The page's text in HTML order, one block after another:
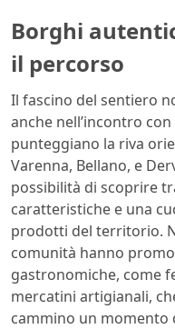
Borghi
il percorso
Il fascino del sentiero
anche nell’incontro con
punteggiano la riva
Varenna, Bellano, e
possibilità di scoprire
caratteristiche e una
prodotti del territorio.
comunità hanno
gastronomiche, come
mercatini artigianali,
cammino un